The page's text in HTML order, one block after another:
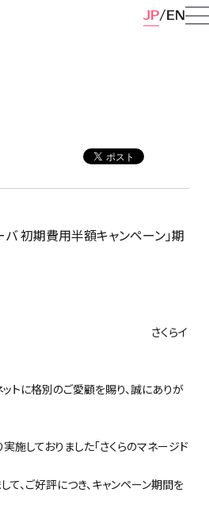
JP EN
バ 初期費用半額キャンペーン」期
らイ
トに格別のご愛顧を賜り、誠にありが
施しておりました「さくらのマネージド
て、ご好評につき、キャンペーン期間を